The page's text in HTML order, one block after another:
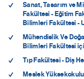
Sanat, Tasarım ve
Fakültesi - Eğitim
Bilimleri Fakültesi -
Mühendislik Ve
Bilimleri Fakültesi
Tıp Fakültesi - Diş
Meslek Yüksekokulu